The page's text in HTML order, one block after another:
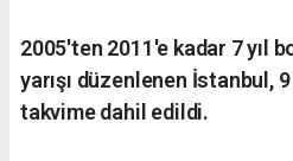
2005'ten 2011'e kadar 7 yıl
yarışı düzenlenen İstanbul,
takvime dahil edildi.